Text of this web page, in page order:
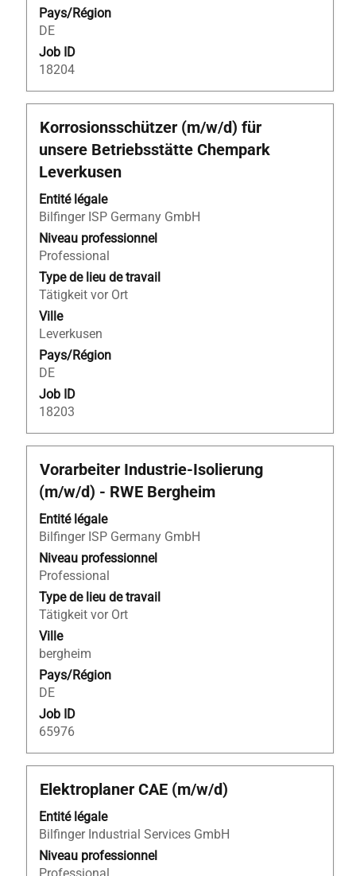
Pays/Région
DE
Job ID
18204
Titre
Korrosionsschützer (m/w/d) für
unsere Betriebsstätte Chempark
Leverkusen
Entité légale
Bilfinger ISP Germany GmbH
Niveau professionnel
Professional
Type de lieu de travail
Tätigkeit vor Ort
Ville
Leverkusen
Pays/Région
DE
Job ID
18203
Sélectionnez
la
barre
d’espacement
pour
afficher
tout
le
contenu
des
informations
d’emploi.
Titre
Vorarbeiter Industrie-Isolierung
(m/w/d) - RWE Bergheim
Entité légale
Bilfinger ISP Germany GmbH
Niveau professionnel
Professional
Type de lieu de travail
Tätigkeit vor Ort
Ville
bergheim
Pays/Région
DE
Job ID
65976
Sélectionnez
avec
la
barre
d’espacement
pour
afficher
tout
le
contenu
des
informations
d’emploi.
Titre
Elektroplaner CAE (m/w/d)
Entité légale
Bilfinger Industrial Services GmbH
Niveau professionnel
Sélectionnez
la
barre
d’espacement